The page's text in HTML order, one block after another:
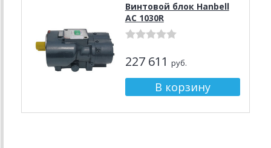
Винтовой блок Hanbell
AC 1030R
227 611 руб.